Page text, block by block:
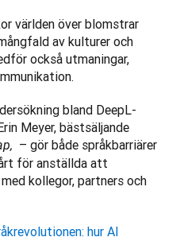
världen över blomstrar
av kulturer och
också utmaningar,
bland DeepL-
Meyer, bästsäljande
– gör både språkbarriärer
för anställda att
kollegor, partners och
hur AI